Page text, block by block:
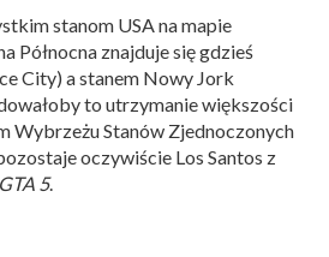
stanom USA na mapie
Północna znajduje się gdzieś
City) a stanem Nowy Jork
to utrzymanie większości
Wybrzeżu Stanów Zjednoczonych
oczywiście Los Santos z
GTA 5.